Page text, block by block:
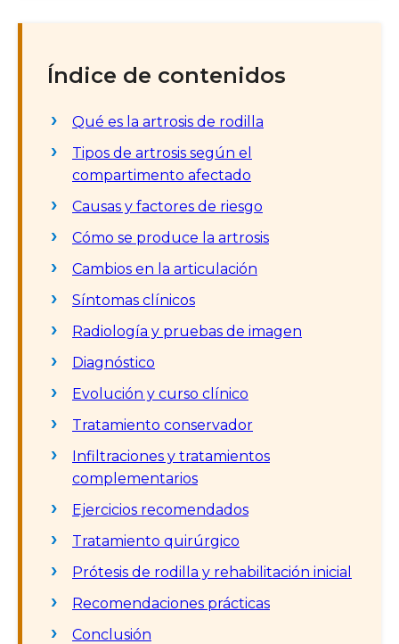
Índice de contenidos
Qué es la artrosis de rodilla
Tipos de artrosis según el
compartimento afectado
Causas y factores de riesgo
Cómo se produce la artrosis
Cambios en la articulación
Síntomas clínicos
Radiología y pruebas de imagen
Diagnóstico
Evolución y curso clínico
Tratamiento conservador
Infiltraciones y tratamientos
complementarios
Ejercicios recomendados
Tratamiento quirúrgico
Prótesis de rodilla y rehabilitación inicial
Recomendaciones prácticas
Conclusión